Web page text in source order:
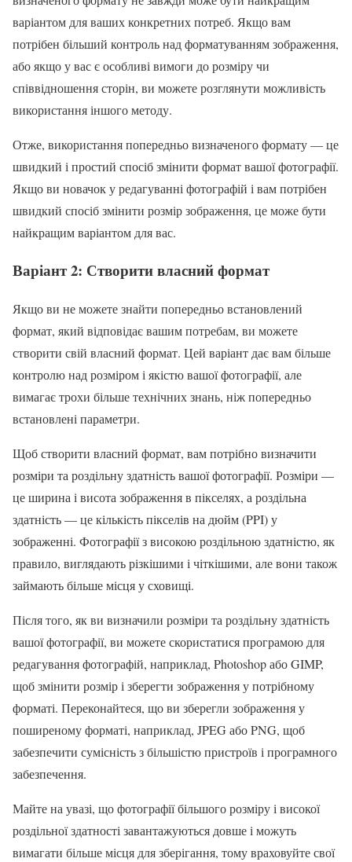
варіантом для ваших конкретних потреб. Якщо вам
потрібен більший контроль над форматуванням зображення,
або якщо у вас є особливі вимоги до розміру чи
співвідношення сторін, ви можете розглянути можливість
використання іншого методу.
Отже, використання попередньо визначеного формату — це
швидкий і простий спосіб змінити формат вашої фотографії.
Якщо ви новачок у редагуванні фотографій і вам потрібен
швидкий спосіб змінити розмір зображення, це може бути
найкращим варіантом для вас.
Варіант 2: Створити власний формат
Якщо ви не можете знайти попередньо встановлений
формат, який відповідає вашим потребам, ви можете
створити свій власний формат. Цей варіант дає вам більше
контролю над розміром і якістю вашої фотографії, але
вимагає трохи більше технічних знань, ніж попередньо
встановлені параметри.
Щоб створити власний формат, вам потрібно визначити
розміри та роздільну здатність вашої фотографії. Розміри —
це ширина і висота зображення в пікселях, а роздільна
здатність — це кількість пікселів на дюйм (PPI) у
зображенні. Фотографії з високою роздільною здатністю, як
правило, виглядають різкішими і чіткішими, але вони також
займають більше місця у сховищі.
Після того, як ви визначили розміри та роздільну здатність
вашої фотографії, ви можете скористатися програмою для
редагування фотографій, наприклад, Photoshop або GIMP,
щоб змінити розмір і зберегти зображення у потрібному
форматі. Переконайтеся, що ви зберегли зображення у
поширеному форматі, наприклад, JPEG або PNG, щоб
забезпечити сумісність з більшістю пристроїв і програмного
забезпечення.
Майте на увазі, що фотографії більшого розміру і високої
роздільної здатності завантажуються довше і можуть
вимагати більше місця для зберігання, тому враховуйте свої